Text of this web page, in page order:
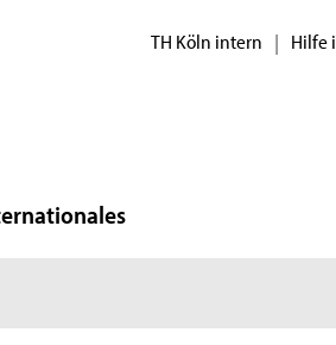
TH Köln intern | Hilfe